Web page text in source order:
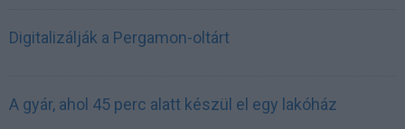
Digitalizálják a Pergamon-oltárt
A gyár, ahol 45 perc alatt készül el egy lakóház